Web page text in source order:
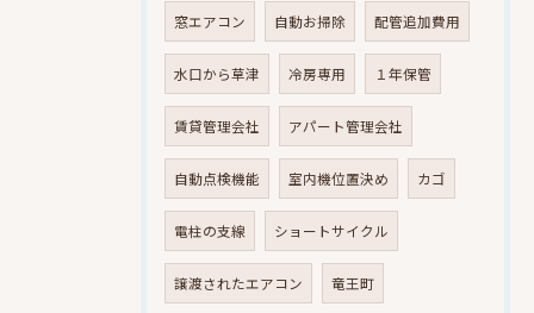
窓エアコン 自動お掃除 配管追加費用
水口から草津 冷房専用 １年保管
賃貸管理会社 アパート管理会社
自動点検機能 室内機位置決め カゴ
電柱の支線 ショートサイクル
譲渡されたエアコン 竜王町